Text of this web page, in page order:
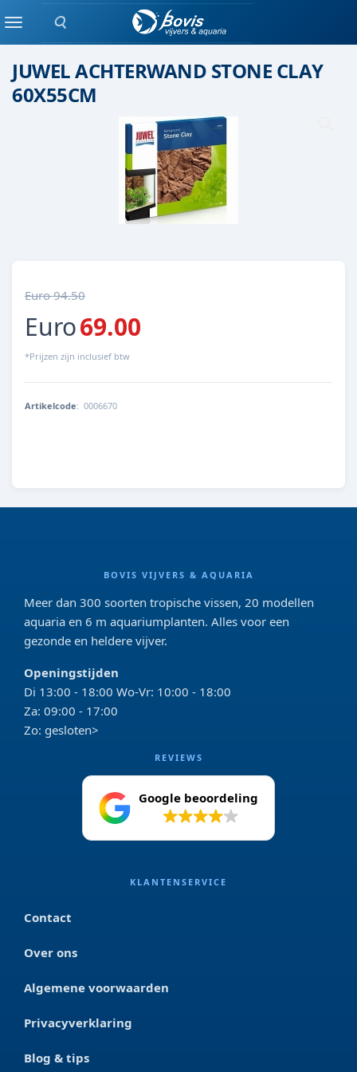
Zoeken
MenuACHTERWAND
JUWEL ACHTERWAND STONE CLAY
60X55CM
Euro 94.50
Euro69.00
*Prijzen zijn inclusief btw
Artikelcode: 0006670
BOVIS VIJVERS & AQUARIA
Meer dan 300 soorten tropische vissen, 20 modellen
aquaria en 6 m aquariumplanten. Alles voor een
gezonde en heldere vijver.
Openingstijden
Di 13:00 - 18:00 Wo-Vr: 10:00 - 18:00
Za: 09:00 - 17:00
Zo: gesloten>
REVIEWS
Google beoordeling
KLANTENSERVICE
Contact
Over ons
Algemene voorwaarden
Privacyverklaring
Blog & tips